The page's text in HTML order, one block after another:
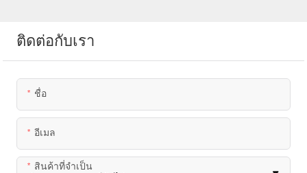
ติดต่อกับเรา
ชื่อ
อีเมล
สินค้าที่จำเป็น